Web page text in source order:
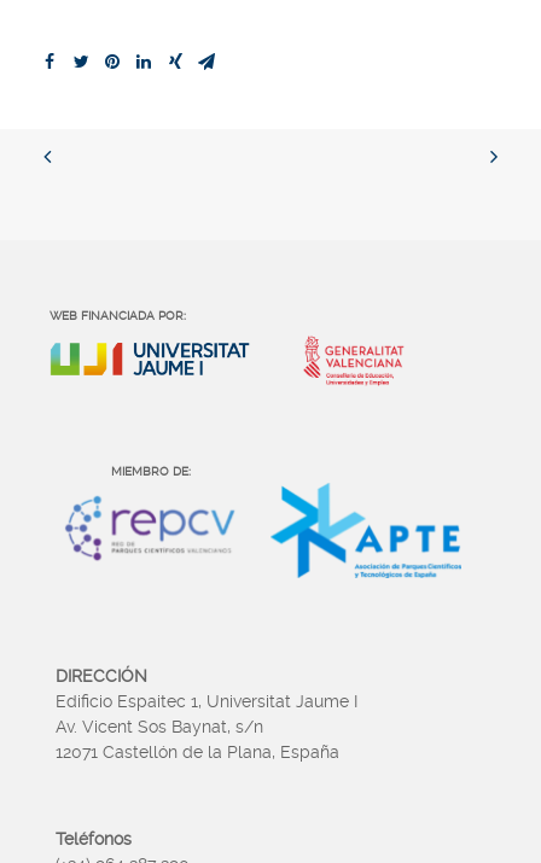
WEB FINANCIADA POR:
MIEMBRO DE:
DIRECCIÓN
Edificio Espaitec 1, Universitat Jaume I
Av. Vicent Sos Baynat, s/n
12071 Castellón de la Plana, España
Teléfonos